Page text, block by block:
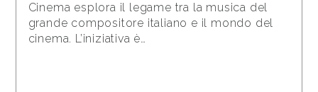
Cinema esplora il legame tra la musica del
grande compositore italiano e il mondo del
cinema. L’iniziativa è…